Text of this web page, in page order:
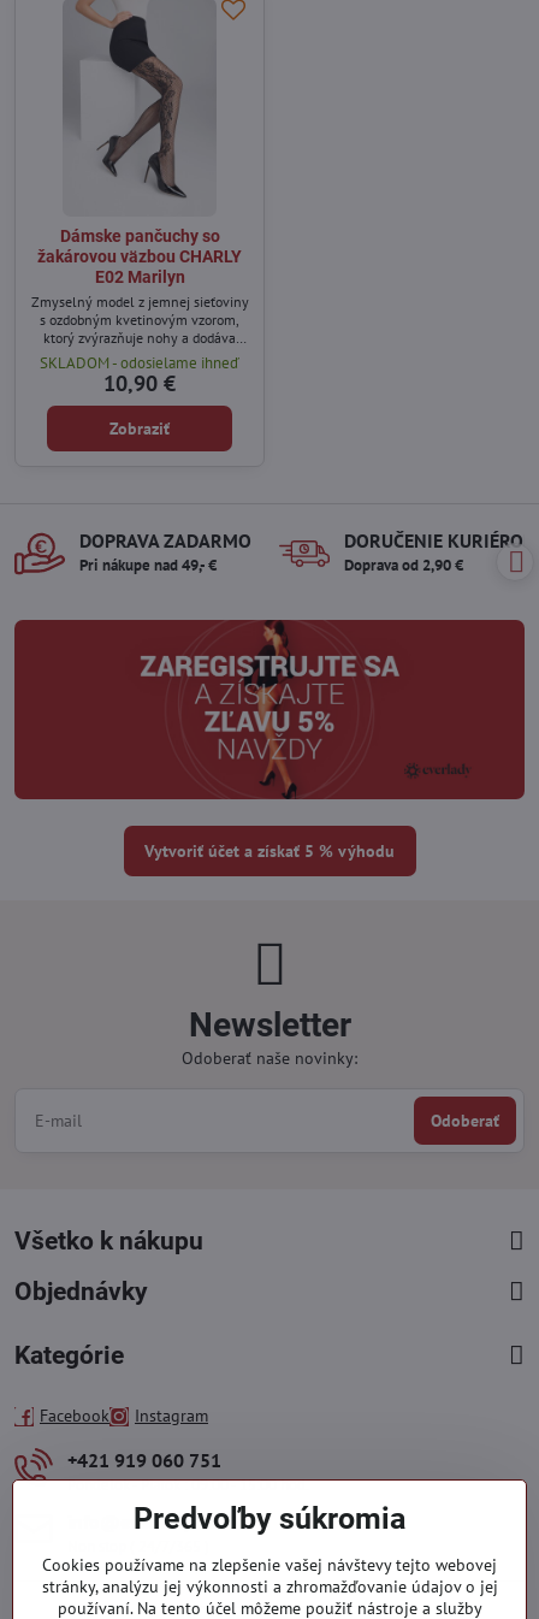
Dámske pančuchy so
žakárovou väzbou CHARLY
E02 Marilyn
Zmyselný model z jemnej sieťoviny
s ozdobným kvetinovým vzorom,
ktorý zvýrazňuje nohy a dodáva
ženský charakter. Bezšvová úprava
a elastický pás zaisťujú pohodlné
nosenie bez tlaku.
SKLADOM - odosielame ihneď
10,90 €
Zobraziť
DOPRAVA ZADARMO
Pri nákupe nad 49,- €
DORUČENIE KURIÉROM
Doprava od 2,90 €
Vytvoriť účet a získať 5 % výhodu
Newsletter
Odoberať naše novinky:
Odoberať
Všetko k nákupu
Objednávky
Kategórie
Facebook Instagram
+421 919 060 751
Pondelok - Piatok : 09:00 - 15:00 hod.
info​@everlady​.eu
Predvoľby súkromia
Cookies používame na zlepšenie vašej návštevy tejto webovej
stránky, analýzu jej výkonnosti a zhromažďovanie údajov o jej
používaní. Na tento účel môžeme použiť nástroje a služby